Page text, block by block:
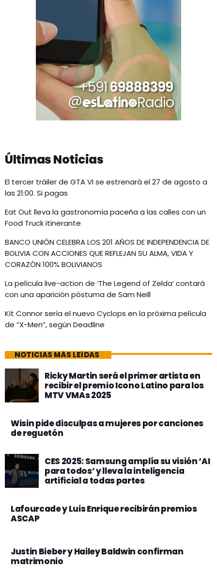
Últimas Noticias
El tercer tráiler de GTA VI se estrenará el 27 de agosto a
las 21:00. Si pagas
Eat Out lleva la gastronomía paceña a las calles con un
Food Truck itinerante
BANCO UNIÓN CELEBRA LOS 201 AÑOS DE INDEPENDENCIA DE
BOLIVIA CON ACCIONES QUE REFLEJAN SU ALMA, VIDA Y
CORAZÓN 100% BOLIVIANOS
La película live-action de ‘The Legend of Zelda’ contará
con una aparición póstuma de Sam Neill
Kit Connor sería el nuevo Cyclops en la próxima película
de “X-Men”, según Deadline
NOTICIAS MÁS LEÍDAS
Ricky Martin será el primer artista en
recibir el premio Icono Latino para los
MTV VMAs 2025
Wisin pide disculpas a mujeres por canciones
de reguetón
CES 2025: Samsung amplía su visión ‘AI
para todos’ y lleva la inteligencia
artificial a todas partes
Lafourcade y Luis Enrique recibirán premios
ASCAP
Justin Bieber y Hailey Baldwin confirman
matrimonio